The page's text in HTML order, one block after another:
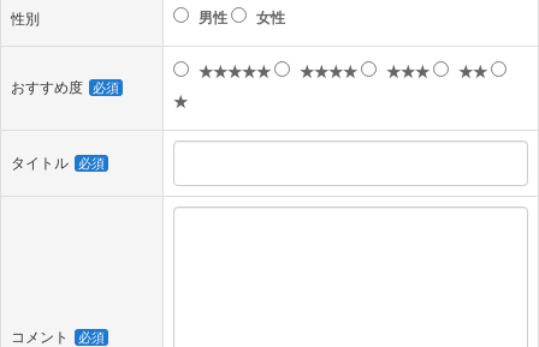
性別 男性 女性
おすすめ度 必須
★★★★★ ★★★★ ★★★
★★
★
タイトル 必須
コメント 必須